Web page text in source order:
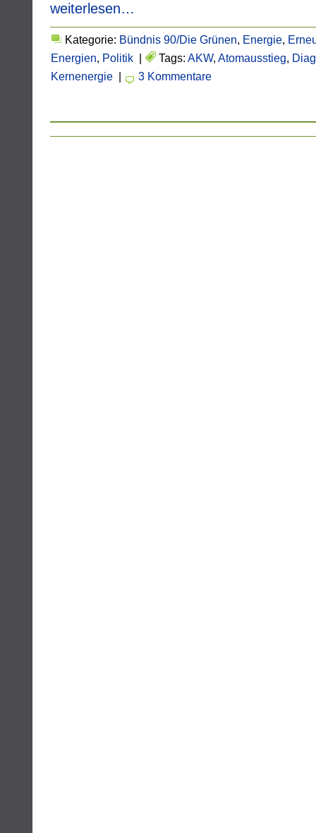
weiterlesen…
Kategorie: Bündnis 90/Die Grünen, Energie,
Energien, Politik | Tags: AKW, Atomausstieg,
Kernenergie | 3 Kommentare